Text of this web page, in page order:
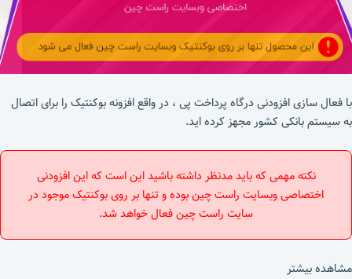
با فعال سازی افزودنی درگاه پرداخت پی ، در واقع افزونه بوکنتیک را برای اتصال
به سیستم بانکی کشور مجهز کرده اید.
نکته مهمی که باید مدنظر داشته باشید این است که این افزودنی
اختصاصی وبسایت راست چین بوده و تنها بر روی بوکنتیک موجود در
سایت راست چین فعال خواهد شد.
مشاهده بیشتر